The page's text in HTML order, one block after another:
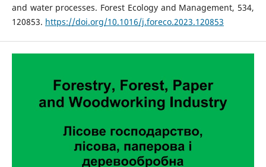
and water processes. Forest Ecology and Management, 534,
120853. https://doi.org/10.1016/j.foreco.2023.120853